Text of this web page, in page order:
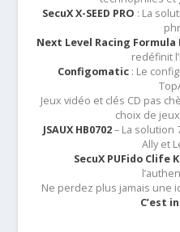
SecuX X-SEED PRO : La
Next Level Racing Formula
redéfinit
Configomatic: Le
Jeux vidéo et clés CD pas
choix de jeux
JSAUX HB0702– La solution
Ally et
SecuX PUFido Clife
Ne perdez plus jamais une
C’est